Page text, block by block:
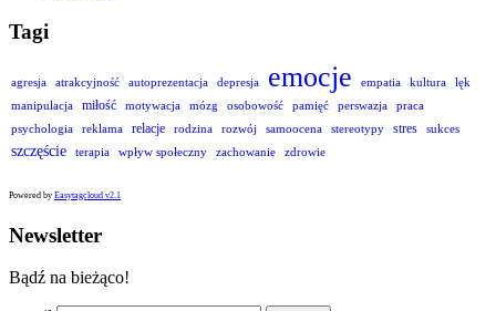
Tagi
agresja atrakcyjność autoprezentacja depresja emocje empatia kultura
lęk
manipulacja
miłość motywacja mózg osobowość pamięć perswazja
praca
psychologia
reklama relacje rodzina rozwój samoocena stereotypy stres sukces
szczęście terapia wpływ społeczny zachowanie zdrowie
Powered by Easytagcloud v2.1
Newsletter
Bądź na bieżąco!